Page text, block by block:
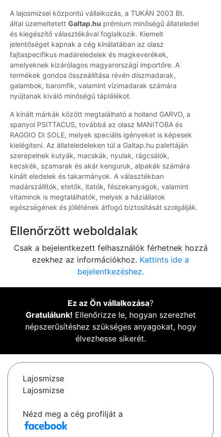
A lajosmizsei központú vállalkozás, a TUKÁN 2003 Bt.
által üzemeltetett Galtap.hu prémium minőségű állateledel
és kiegészítő választékával foglalkozik. Kiemelt
jelentőséget kapnak a cég kínálatában az olasz
fajtaspecifikus madáreledelek és magkeverékek,
amelyeknek kizárólagos magyarországi importőre. A
termékek gondos összeállítása révén díszmadarak,
galambok, baromfik, valamint vízimadarak számára
nyújtanak kiváló minőségű táplálékot.
A kínált márkák között megtalálható a holland GARVO, a
spanyol PSITTACUS, továbbá az olasz MANITOBA és
RAGGIO DI SOLE, melyek speciális igényeket is képesek
kielégíteni. Az állateledeleken túl a Galtap.hu palettáján
szerepelnek kutyák, macskák, nyulak, rágcsálók,
kecskék, szamarak és akár kenguruk, alpakák számára
kínált eledelek és takarmányok. A választékban
madárszállítók, etetők, itatók, fészekanyagok, valamint
vitaminok is megtalálhatók, melyek a háziállatok
egészségének és jóllétének átfogó biztosítását szolgálják.
Ellenőrzött weboldalak
Csak a bejelentkezett felhasználók férhetnek hozzá
ezekhez az információkhoz. Kattints ide a
bejelentkezéshez.
Ez az Ön vállalkozása?
Gratulálunk! Ellenőrizze le, hogyan szerezhet
népszerűsítéshez szükséges anyagokat, hogy
élvezhesse sikerét.
Lajosmizse
Lajosmizse
Nézd meg a cég profilját a